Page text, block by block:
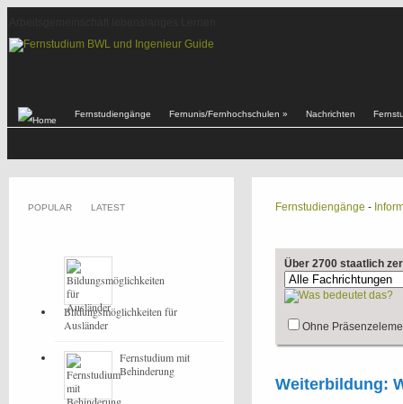
Fernstudiengänge Fernunis/Fernhochschulen » Nachrichten
Fernstudiengänge -
Über 2700 staatlich
Ohne
Weiterbildung:
POPULAR LATEST
Bildungsmöglichkeiten für
Ausländer
Fernstudium mit
Behinderung